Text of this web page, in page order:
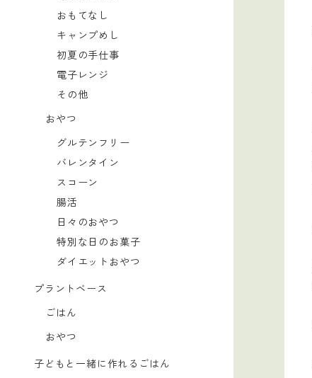
おもてなし
キャンプめし
初夏の手仕事
電子レンジ
その他
おやつ
グルテンフリー
バレンタイン
スコーン
腸活
日々のおやつ
特別な日のお菓子
ダイエットおやつ
プラントベース
ごはん
おやつ
子どもと一緒に作れるごはん